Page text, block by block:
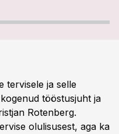
tervisele ja selle
tööstusjuht ja
Rotenberg.
olulisusest, aga ka